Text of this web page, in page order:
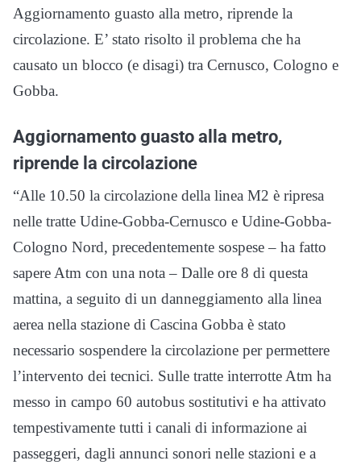
Aggiornamento guasto alla metro, riprende la
circolazione. E’ stato risolto il problema che ha
causato un blocco (e disagi) tra Cernusco, Cologno e
Gobba.
Aggiornamento guasto alla metro,
riprende la circolazione
“Alle 10.50 la circolazione della linea M2 è ripresa
nelle tratte Udine-Gobba-Cernusco e Udine-Gobba-
Cologno Nord, precedentemente sospese – ha fatto
sapere Atm con una nota – Dalle ore 8 di questa
mattina, a seguito di un danneggiamento alla linea
aerea nella stazione di Cascina Gobba è stato
necessario sospendere la circolazione per permettere
l’intervento dei tecnici. Sulle tratte interrotte Atm ha
messo in campo 60 autobus sostitutivi e ha attivato
tempestivamente tutti i canali di informazione ai
passeggeri, dagli annunci sonori nelle stazioni e a